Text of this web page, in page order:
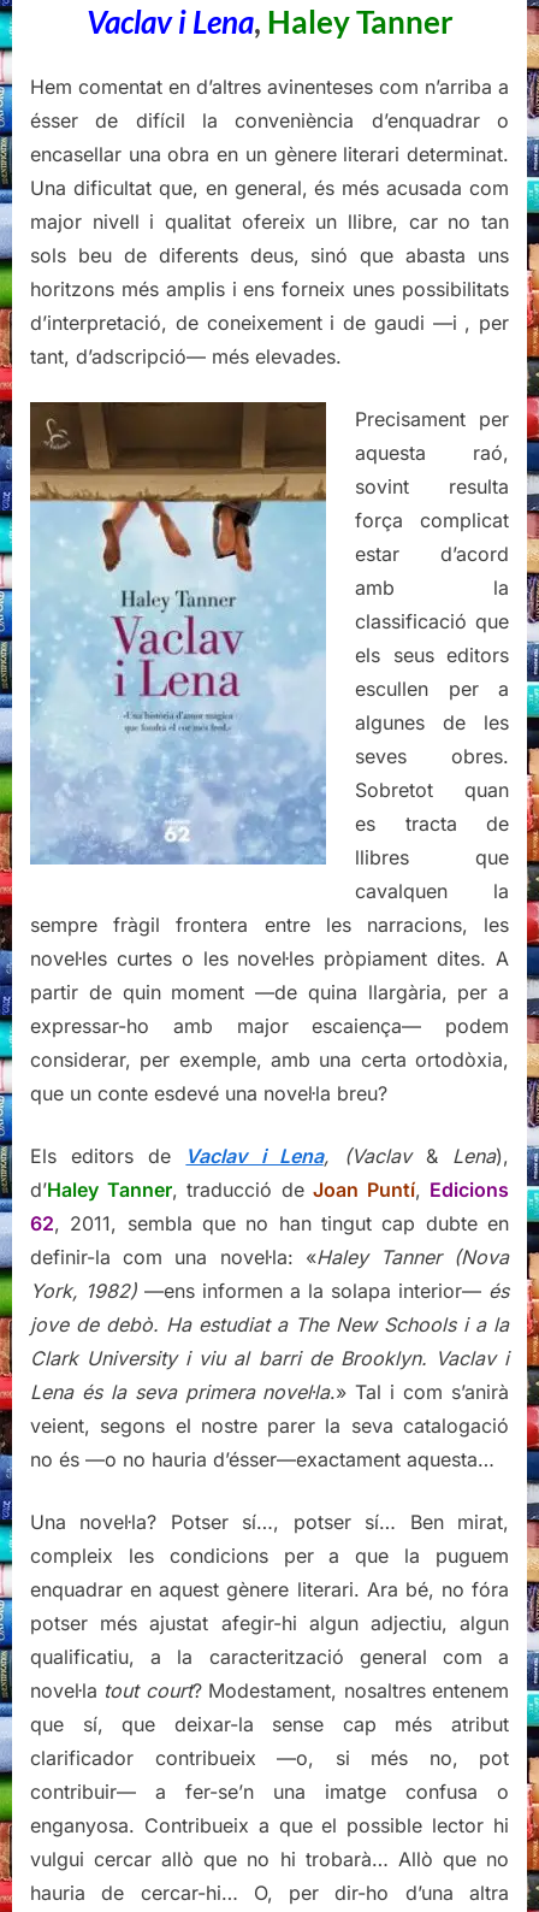
Vaclav i Lena, Haley Tanner
Hem comentat en d’altres avinenteses com n’arriba a
ésser de difícil la conveniència d’enquadrar o
encasellar una obra en un gènere literari determinat.
Una dificultat que, en general, és més acusada com
major nivell i qualitat ofereix un llibre, car no tan
sols beu de diferents deus, sinó que abasta uns
horitzons més amplis i ens forneix unes possibilitats
d’interpretació, de coneixement i de gaudi —i , per
tant, d’adscripció— més elevades.
Precisament per
aquesta raó,
sovint resulta
força complicat
estar d’acord
amb la
classificació que
els seus editors
escullen per a
algunes de les
seves obres.
Sobretot quan
es tracta de
llibres que
cavalquen la
sempre fràgil frontera entre les narracions, les
novel·les curtes o les novel·les pròpiament dites. A
partir de quin moment —de quina llargària, per a
expressar-ho amb major escaiença— podem
considerar, per exemple, amb una certa ortodòxia,
que un conte esdevé una novel·la breu?
Els editors de Vaclav i Lena, (Vaclav &Lena),
d’Haley Tanner, traducció de Joan Puntí, Edicions
62, 2011, sembla que no han tingut cap dubte en
definir-la com una novel·la: «Haley Tanner (Nova
York, 1982) —ens informen a la solapa interior— és
jove de debò. Ha estudiat a The New Schools i a la
Clark University i viu al barri de Brooklyn. Vaclav i
Lena és la seva primera novel·la.» Tal i com s’anirà
veient, segons el nostre parer la seva catalogació
no és —o no hauria d’ésser—exactament aquesta…
Una novel·la? Potser sí…, potser sí… Ben mirat,
compleix les condicions per a que la puguem
enquadrar en aquest gènere literari. Ara bé, no fóra
potser més ajustat afegir-hi algun adjectiu, algun
qualificatiu, a la caracterització general com a
novel·la tout court? Modestament, nosaltres entenem
que sí, que deixar-la sense cap més atribut
clarificador contribueix —o, si més no, pot
contribuir— a fer-se’n una imatge confusa o
enganyosa. Contribueix a que el possible lector hi
vulgui cercar allò que no hi trobarà… Allò que no
hauria de cercar-hi… O, per dir-ho d’una altra